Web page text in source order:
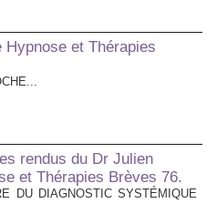
et Thérapies
rendus du Dr Julien
et Thérapies Brèves 76.
DU DIAGNOSTIC SYSTÉMIQUE